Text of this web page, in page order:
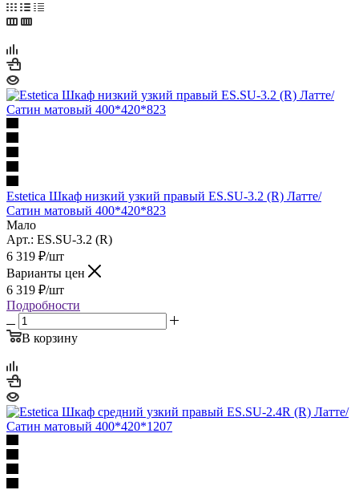
Estetica Шкаф низкий узкий правый ES.SU-3.2 (R) Латте/
Сатин матовый 400*420*823
Мало
Арт.: ES.SU-3.2 (R)
6 319 ₽/шт
Варианты цен
6 319 ₽/шт
Подробности
В корзину